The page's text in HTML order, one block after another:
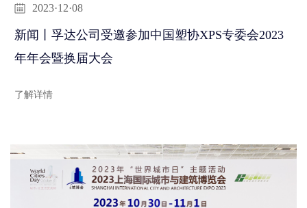
2023·12·08
新闻丨孚达公司受邀参加中国塑协XPS专委会2023
年年会暨换届大会
了解详情